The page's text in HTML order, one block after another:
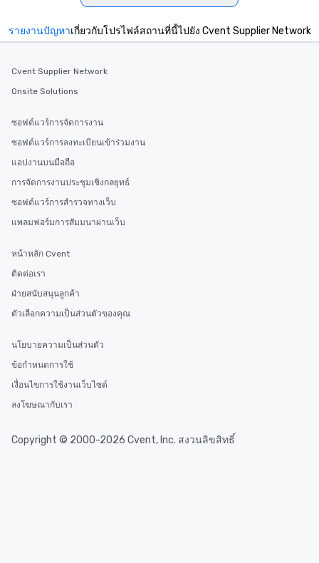
รายงานปัญหาเกี่ยวกับโปรไฟล์สถานที่นี้ไปยัง Cvent Supplier Network
Cvent Supplier Network
Onsite Solutions
ซอฟต์แวร์การจัดการงาน
ซอฟต์แวร์การลงทะเบียนเข้าร่วมงาน
แอปงานบนมือถือ
การจัดการงานประชุมเชิงกลยุทธ์
ซอฟต์แวร์การสำรวจทางเว็บ
แพลมฟอร์มการสัมมนาผ่านเว็บ
หน้าหลัก Cvent
ติดต่อเรา
ฝ่ายสนับสนุนลูกค้า
ตัวเลือกความเป็นส่วนตัวของคุณ
นโยบายความเป็นส่วนตัว
ข้อกำหนดการใช้
เงื่อนไขการใช้งานเว็บไซต์
ลงโฆษณากับเรา
Copyright © 2000-2026 Cvent, Inc. สงวนลิขสิทธิ์